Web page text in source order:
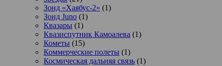
Зонд «Хаябус-2» (1)
Зонд Juno (1)
Квазары (1)
Квазиспутник Камоалева (1)
Кометы (15)
Коммерческие полеты (1)
Космическая дальняя связь (1)